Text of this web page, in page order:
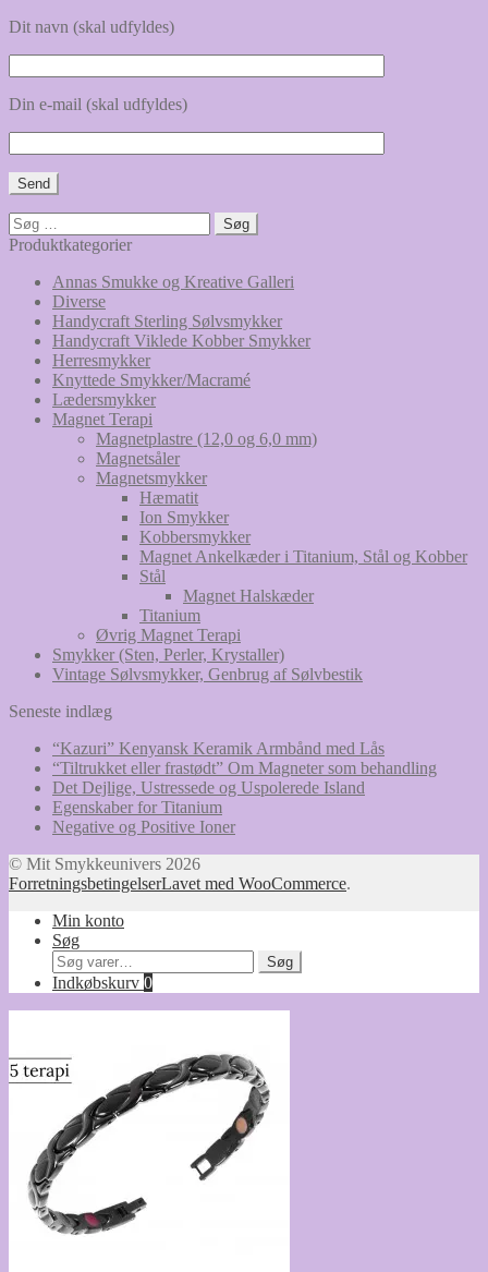
Dit navn (skal udfyldes)
Din e-mail (skal udfyldes)
Søg
efter:
Produktkategorier
Annas Smukke og Kreative Galleri
Diverse
Handycraft Sterling Sølvsmykker
Handycraft Viklede Kobber Smykker
Herresmykker
Knyttede Smykker/Macramé
Lædersmykker
Magnet Terapi
Magnetplastre (12,0 og 6,0 mm)
Magnetsåler
Magnetsmykker
Hæmatit
Ion Smykker
Kobbersmykker
Magnet Ankelkæder i Titanium, Stål og Kobber
Stål
Magnet Halskæder
Titanium
Øvrig Magnet Terapi
Smykker (Sten, Perler, Krystaller)
Vintage Sølvsmykker, Genbrug af Sølvbestik
Seneste indlæg
“Kazuri” Kenyansk Keramik Armbånd med Lås
“Tiltrukket eller frastødt” Om Magneter som behandling
Det Dejlige, Ustressede og Uspolerede Island
Egenskaber for Titanium
Negative og Positive Ioner
© Mit Smykkeunivers 2026
ForretningsbetingelserLavet med WooCommerce.
Min konto
Søg
Søg
efter:
Søg
Indkøbskurv 0